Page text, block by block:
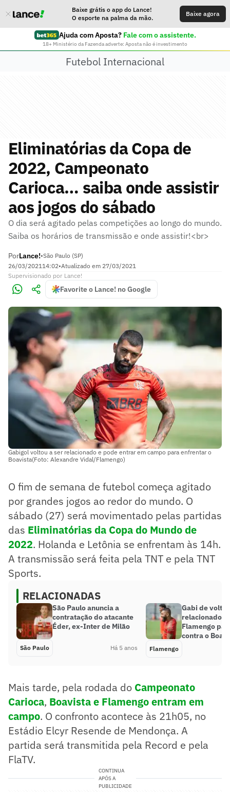
Baixe grátis o app do Lance!
O esporte na palma da mão.
Baixe agora
Ajuda com Aposta? Fale com o assistente.
18+ Ministério da Fazenda adverte: Aposta não é investimento
Futebol Internacional
Eliminatórias da Copa de
2022, Campeonato
Carioca… saiba onde assistir
aos jogos do sábado
O dia será agitado pelas competições ao longo do mundo.
Saiba os horários de transmissão e onde assistir!<br>
PorLance!•São Paulo (SP)
26/03/202114:02•Atualizado em 27/03/2021
Supervisionado por Lance!
Favorite o Lance! no Google
Gabigol voltou a ser relacionado e pode entrar em campo para enfrentar o
Boavista(Foto: Alexandre Vidal/Flamengo)
O fim de semana de futebol começa agitado
por grandes jogos ao redor do mundo. O
sábado (27) será movimentado pelas partidas
das Eliminatórias da Copa do Mundo de
2022. Holanda e Letônia se enfrentam às 14h.
A transmissão será feita pela TNT e pela TNT
Sports.
RELACIONADAS
São Paulo anuncia a
contratação do atacante
Éder, ex-Inter de Milão
São Paulo Há 5 anos
Gabi de
relacionados
Flamengo
contra o
Flamengo
Mais tarde, pela rodada do Campeonato
Carioca, Boavista e Flamengo entram em
campo. O confronto acontece às 21h05, no
Estádio Elcyr Resende de Mendonça. A
partida será transmitida pela Record e pela
FlaTV.
CONTINUA
APÓS A
PUBLICIDADE